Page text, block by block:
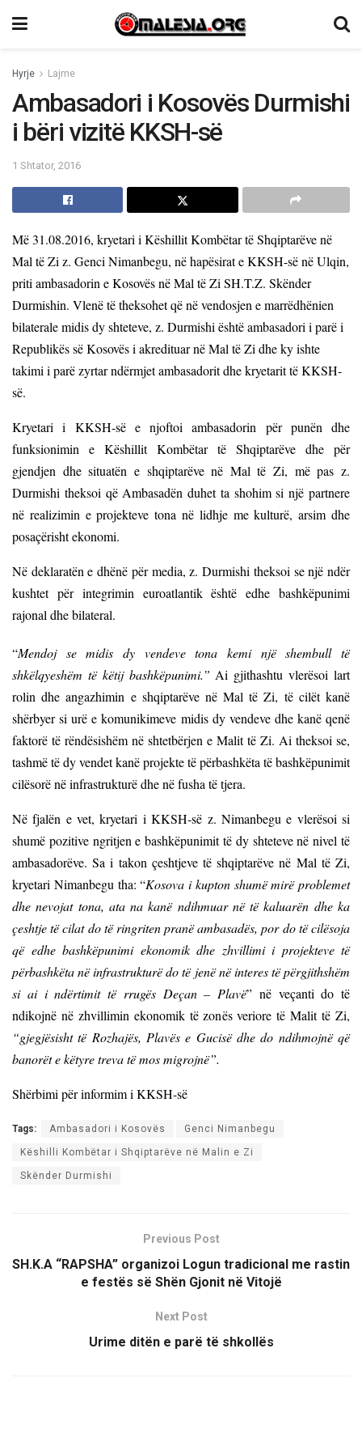
Hyrje Lajme
Ambasadori i Kosovës Durmishi
i bëri vizitë KKSH-së
1 Shtator, 2016
Më 31.08.2016, kryetari i Këshillit Kombëtar të Shqiptarëve në
Mal të Zi z. Genci Nimanbegu, në hapësirat e KKSH-së në Ulqin,
priti ambasadorin e Kosovës në Mal të Zi SH.T.Z. Skënder
Durmishin. Vlenë të theksohet që në vendosjen e marrëdhënien
bilaterale midis dy shteteve, z. Durmishi është ambasadori i parë i
Republikës së Kosovës i akredituar në Mal të Zi dhe ky ishte
takimi i parë zyrtar ndërmjet ambasadorit dhe kryetarit të KKSH-
së.
Kryetari i KKSH-së e njoftoi ambasadorin për punën dhe
funksionimin e Këshillit Kombëtar të Shqiptarëve dhe për
gjendjen dhe situatën e shqiptarëve në Mal të Zi, më pas z.
Durmishi theksoi që Ambasadën duhet ta shohim si një partnere
në realizimin e projekteve tona në lidhje me kulturë, arsim dhe
posaçërisht ekonomi.
Në deklaratën e dhënë për media, z. Durmishi theksoi se një ndër
kushtet për integrimin euroatlantik është edhe bashkëpunimi
rajonal dhe bilateral.
“Mendoj se midis dy vendeve tona kemi një shembull të
shkëlqyeshëm të këtij bashkëpunimi.” Ai gjithashtu vlerësoi lart
rolin dhe angazhimin e shqiptarëve në Mal të Zi, të cilët kanë
shërbyer si urë e komunikimeve midis dy vendeve dhe kanë qenë
faktorë të rëndësishëm në shtetbërjen e Malit të Zi. Ai theksoi se,
tashmë të dy vendet kanë projekte të përbashkëta të bashkëpunimit
cilësorë në infrastrukturë dhe në fusha të tjera.
Në fjalën e vet, kryetari i KKSH-së z. Nimanbegu e vlerësoi si
shumë pozitive ngritjen e bashkëpunimit të dy shteteve në nivel të
ambasadorëve. Sa i takon çeshtjeve të shqiptarëve në Mal të Zi,
kryetari Nimanbegu tha: “Kosova i kupton shumë mirë problemet
dhe nevojat tona, ata na kanë ndihmuar në të kaluarën dhe ka
çeshtje të cilat do të ringriten pranë ambasadës, por do të cilësoja
që edhe bashkëpunimi ekonomik dhe zhvillimi i projekteve të
përbashkëta në infrastrukturë do të jenë në interes të përgjithshëm
si ai i ndërtimit të rrugës Deçan – Plavë” në veçanti do të
ndikojnë në zhvillimin ekonomik të zonës veriore të Malit të Zi,
“gjegjësisht të Rozhajës, Plavës e Gucisë dhe do ndihmojnë që
banorët e këtyre treva të mos migrojnë”.
Shërbimi për informim i KKSH-së
Tags: Ambasadori i Kosovës Genci Nimanbegu
Këshilli Kombëtar i Shqiptarëve në Malin e Zi
Skënder Durmishi
Previous Post
SH.K.A “RAPSHA” organizoi Logun tradicional me rastin
e festës së Shën Gjonit në Vitojë
Next Post
Urime ditën e parë të shkollës